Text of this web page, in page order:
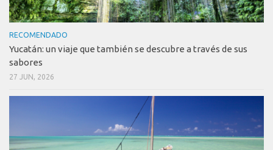
RECOMENDADO
Yucatán: un viaje que también se descubre a través de sus
sabores
27 JUN, 2026